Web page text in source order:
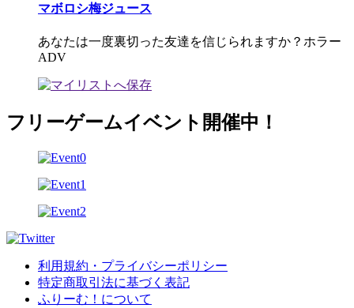
マボロシ梅ジュース
あなたは一度裏切った友達を信じられますか？ホラー
ADV
フリーゲームイベント開催中！
利用規約・プライバシーポリシー
特定商取引法に基づく表記
ふりーむ！について